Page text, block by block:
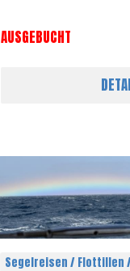
den Balearen! Wir
Mallorca und
AUSGEBUCHT
Segelreisen / Flottillen